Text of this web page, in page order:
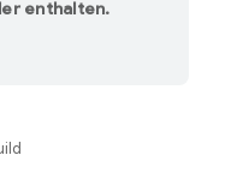
enthalten.